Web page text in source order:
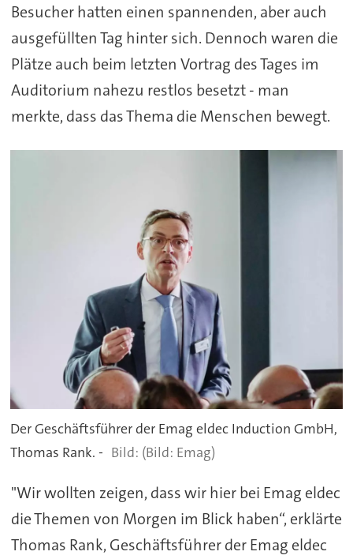
Besucher hatten einen spannenden, aber auch
ausgefüllten Tag hinter sich. Dennoch waren die
Plätze auch beim letzten Vortrag des Tages im
Auditorium nahezu restlos besetzt - man
merkte, dass das Thema die Menschen bewegt.
Der Geschäftsführer der Emag eldec Induction GmbH,
Thomas Rank. -
(Bild: Emag)
"Wir wollten zeigen, dass wir hier bei Emag eldec
die Themen von Morgen im Blick haben“, erklärte
Thomas Rank, Geschäftsführer der Emag eldec